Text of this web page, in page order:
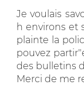
Je voulais
h environs et
plainte la
pouvez
des bulletins
Merci de me